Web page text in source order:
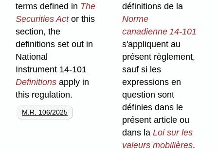
terms defined in The
Securities Actor this
section, the
definitions set out in
National
Instrument 14-101
Definitions apply in
this regulation.
M.R. 106/2025
définitions de la
Norme
canadienne 14-101
s'appliquent au
présent règlement,
sauf si les
expressions en
question sont
définies dans le
présent article ou
dans laLoi sur les
valeurs mobilières.